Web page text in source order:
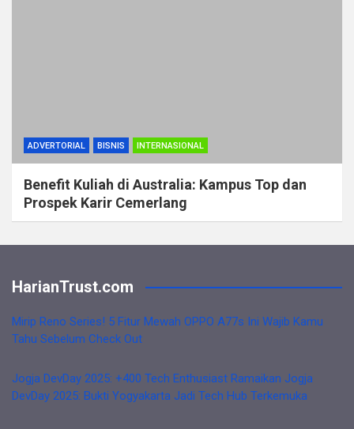
ADVERTORIAL BISNIS INTERNASIONAL
Benefit Kuliah di Australia: Kampus Top dan
Prospek Karir Cemerlang
HarianTrust.com
Mirip Reno Series! 5 Fitur Mewah OPPO A77s Ini Wajib Kamu
Tahu Sebelum Check Out
Jogja DevDay 2025: +400 Tech Enthusiast Ramaikan Jogja
DevDay 2025: Bukti Yogyakarta Jadi Tech Hub Terkemuka